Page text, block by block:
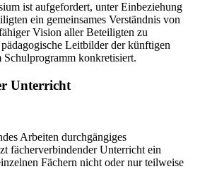
ist aufgefordert, unter Einbeziehung
ein gemeinsames Verständnis von
Vision aller Beteiligten zu
Leitbilder der künftigen
konkretisiert.
Unterricht
Arbeiten durchgängiges
fächerverbindender Unterricht ein
Fächern nicht oder nur teilweise